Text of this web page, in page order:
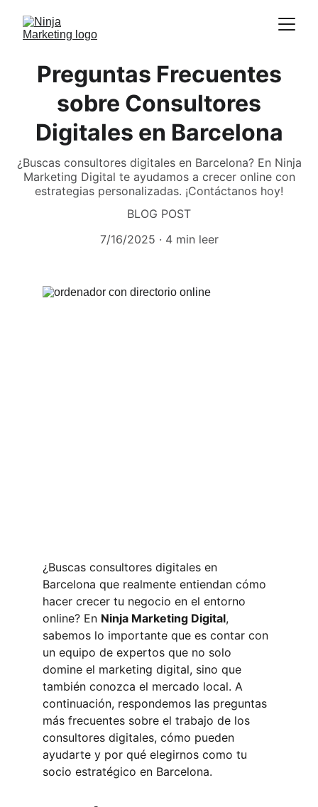
Preguntas Frecuentes
sobre Consultores
Digitales en Barcelona
¿Buscas consultores digitales en Barcelona? En Ninja
Marketing Digital te ayudamos a crecer online con
estrategias personalizadas. ¡Contáctanos hoy!
BLOG POST
7/16/2025
4 min leer
¿Buscas consultores digitales en
Barcelona que realmente entiendan cómo
hacer crecer tu negocio en el entorno
online? En Ninja Marketing Digital,
sabemos lo importante que es contar con
un equipo de expertos que no solo
domine el marketing digital, sino que
también conozca el mercado local. A
continuación, respondemos las preguntas
más frecuentes sobre el trabajo de los
consultores digitales, cómo pueden
ayudarte y por qué elegirnos como tu
socio estratégico en Barcelona.